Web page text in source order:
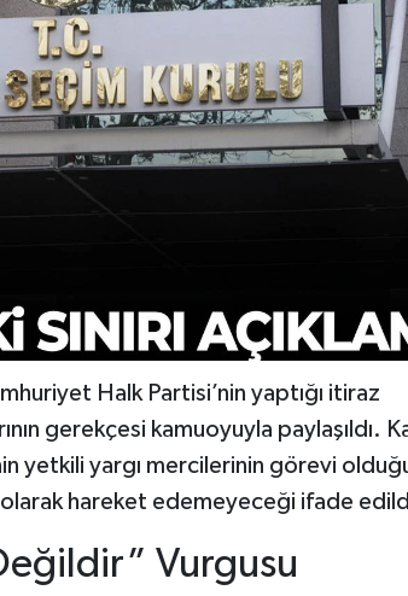
Halk Partisi’nin yaptığı itiraz
gerekçesi kamuoyuyla paylaşıldı.
yetkili yargı mercilerinin görevi
olarak hareket edemeyeceği ifade
Vurgusu